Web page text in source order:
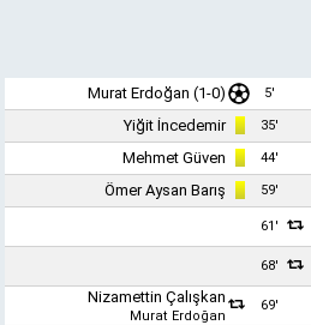
Murat Erdoğan (1-0) 5'
Yiğit İncedemir 35'
Mehmet Güven 44'
Ömer Aysan Barış 59'
61'
68'
Nizamettin Çalışkan
Murat Erdoğan
69'